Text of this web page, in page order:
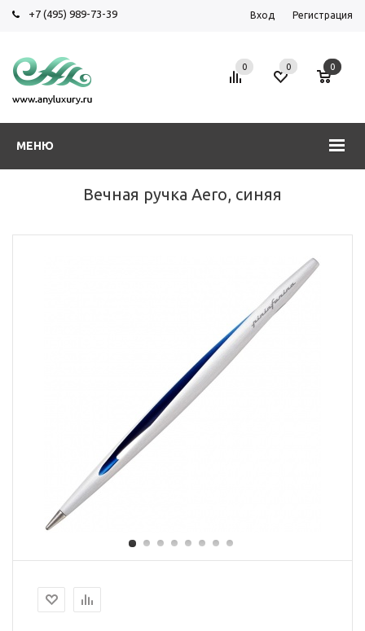
+7 (495) 989-73-39 Вход Регистрация
МЕНЮ
0 0 0
Вечная ручка Aero, синяя